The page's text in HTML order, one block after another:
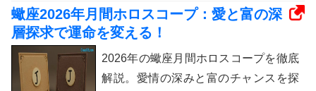
蠍座2026年月間ホロスコープ：愛と富の深
層探求で運命を変える！
2026年の蠍座月間ホロスコープを徹底
解説。愛情の深みと富のチャンスを探